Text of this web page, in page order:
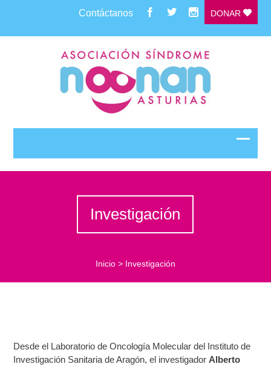
Contáctanos DONAR
Investigación
Inicio> Investigación
Desde el Laboratorio de Oncología Molecular del Instituto de
Investigación Sanitaria de Aragón, el investigador Alberto